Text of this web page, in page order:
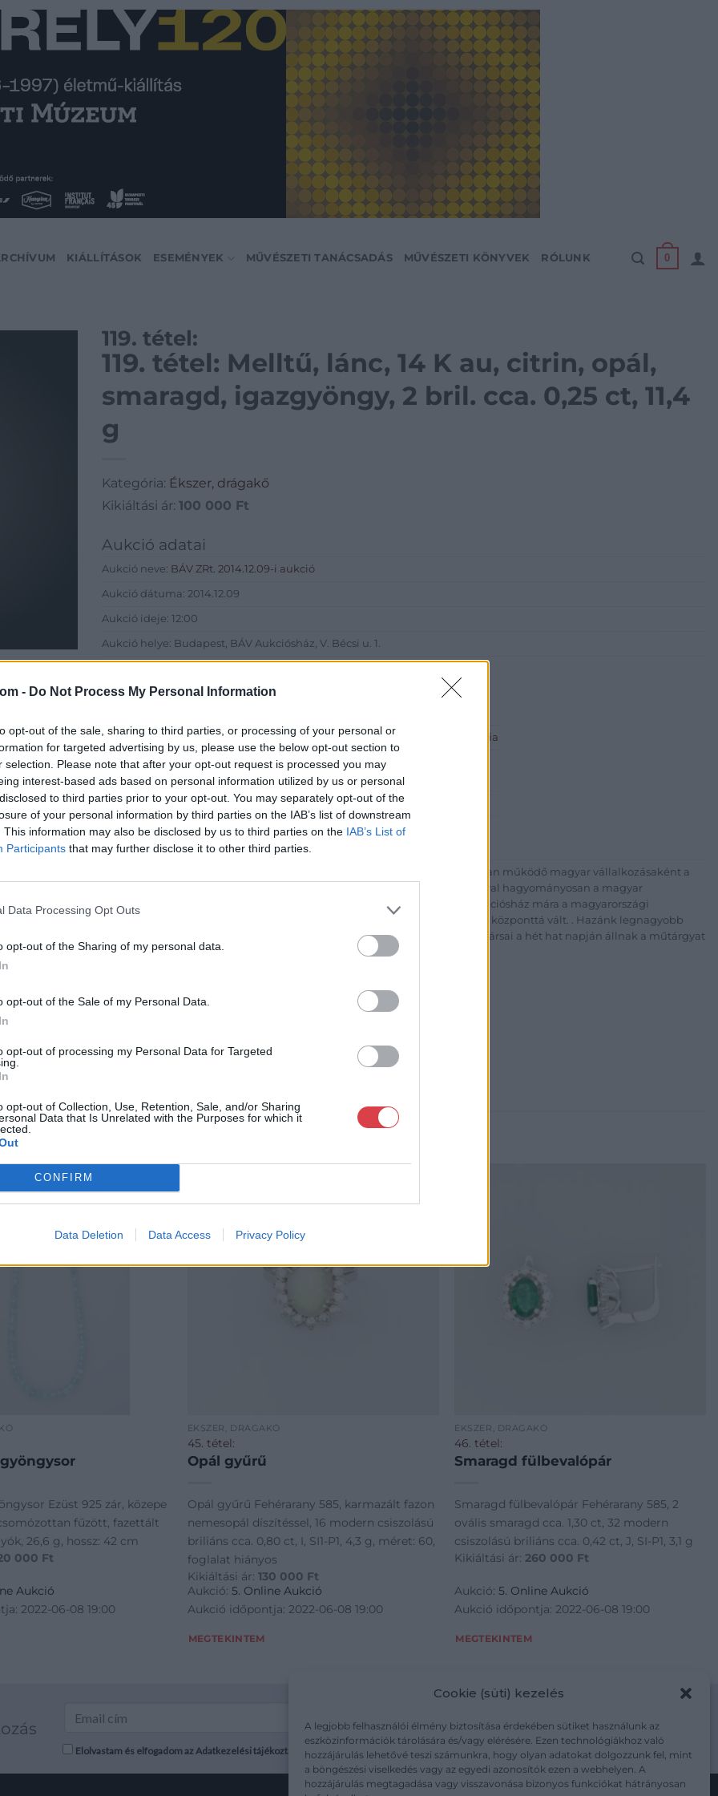
- Do Not Process My Personal Information
opt-out of the sale, sharing to third parties, or processing of your personal or
for targeted advertising by us, please use the below opt-out section to
selection. Please note that after your opt-out request is processed you may
interest-based ads based on personal information utilized by us or personal
to third parties prior to your opt-out. You may separately opt-out of the
of your personal information by third parties on the IAB’s list of downstream
This information may also be disclosed by us to third parties on the IAB’s List of
Participants that may further disclose it to other third parties.
Data Processing Opt Outs
opt-out of the Sharing of my personal data.
opt-out of the Sale of my Personal Data.
opt-out of processing my Personal Data for Targeted
opt-out of Collection, Use, Retention, Sale, and/or Sharing
Data that Is Unrelated with the Purposes for which it
CONFIRM
Data Deletion Data Access Privacy Policy
Cookie (süti) kezelés
A legjobb felhasználói élmény biztosítása érdekében sütiket használunk az
eszközinformációk tárolására és/vagy elérésére. Ezen technológiákhoz való
hozzájárulás lehetővé teszi számunkra, hogy olyan adatokat dolgozzunk fel, mint
a böngészési viselkedés vagy az egyedi azonosítók ezen a webhelyen. A
hozzájárulás megtagadása vagy visszavonása bizonyos funkciókat hátrányosan
KIÁLLÍTÁSOK ESEMÉNYEK MŰVÉSZETI TANÁCSADÁS MŰVÉSZETI KÖNYVEK RÓLUNK 0
119. tétel:
119. tétel: Melltű, lánc, 14 K au, citrin, opál,
smaragd, igazgyöngy, 2 bril. cca. 0,25 ct, 11,4
g
Kategória: Ékszer, drágakő
Kikiáltási ár: 100 000 Ft
Aukció adatai
Aukció neve: BÁV ZRt. 2014.12.09-i aukció
Aukció dátuma: 2014.12.09
Aukció ideje: 12:00
Aukció helye: Budapest, BÁV Aukciósház, V. Bécsi u. 1.
Eladó: BÁV ART Aukciósház és Galéria
Cím: BÁV ZRt.
1027 Budapest, Csalogány u. 23-33.
Telefon: (06 1) 331 0513
Weboldal: http://bav-art.hu
Bemutatkozás: Az ország legnagyobb múltú, 240 esztendeje jogfolytonosan működő magyar vállalkozásaként a
BÁV ZRt. óriási tapasztalatával, szakmai tekintélyével és megbízhatóságával hagyományosan a magyar
műkereskedelem meghatározó szereplője. A 2007-ben megújult BÁV Aukciósház mára a magyarországi
műkereskedelem egyik legfontosabb színterévé, kereskedelmi és árverési központtá vált. . Hazánk legnagyobb
műkereskedelmi üzlethálózatával rendelkező BÁV ZRt. felkészült munkatársai a hét hat napján állnak a műtárgyat
eladni, vagy venni kívánók rendelkezésére.
Ezüst 925 zár, közepe
fűzött, fazettált
26,6 g, hossz: 42 cm
000 Ft
Aukció
2022-06-08 19:00
ÉKSZER, DRÁGAKŐ
45. tétel:
Opál gyűrű
Opál gyűrű Fehérarany 585, karmazált fazon
nemesopál díszítéssel, 16 modern csiszolású
briliáns cca. 0,80 ct, I, SI1-P1, 4,3 g, méret: 60,
foglalat hiányos
Kikiáltási ár: 130 000 Ft
Aukció: 5. Online Aukció
Aukció időpontja: 2022-06-08 19:00
MEGTEKINTEM
ÉKSZER, DRÁGAKŐ
46. tétel:
Smaragd fülbevalópár
Smaragd fülbevalópár Fehérarany 585, 2
ovális smaragd cca. 1,30 ct, 32 modern
csiszolású briliáns cca. 0,42 ct, J, SI-P1, 3,1 g
Kikiáltási ár: 260 000 Ft
Aukció:5. Online Aukció
Aukció időpontja: 2022-06-08 19:00
MEGTEKINTEM
Elolvastam és elfogadom az Adatkezelési tájékoztatót: mutargy.com/adatkezelesi-tajekoztato/